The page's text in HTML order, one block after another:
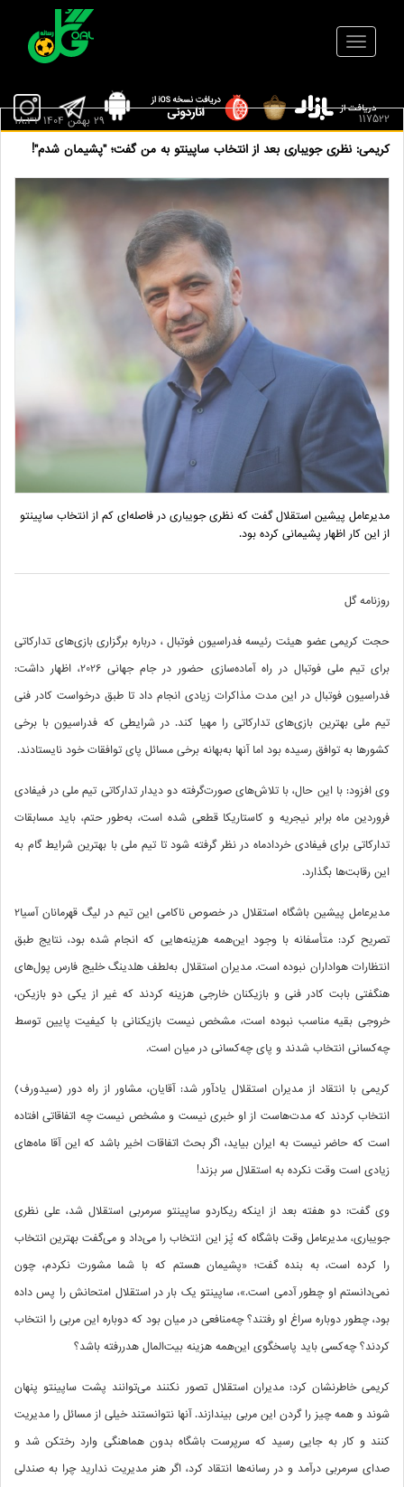
117522
کریمی: نظری جویباری بعد از انتخاب ساپینتو به من گفت؛ "پشیمان شدم"!
29 بهمن 1404 18:32
مدیرعامل پیشین استقلال گفت که نظری جویباری در فاصله‌ای کم از انتخاب ساپینتو
از این کار اظهار پشیمانی کرده بود.
روزنامه گل
حجت کریمی عضو هیئت رئیسه فدراسیون فوتبال ، درباره برگزاری بازی‌های تدارکاتی
برای تیم ملی فوتبال در راه آماده‌سازی حضور در جام جهانی 2026، اظهار داشت:
فدراسیون فوتبال در این مدت مذاکرات زیادی انجام داد تا طبق درخواست کادر فنی
تیم ملی بهترین بازی‌های تدارکاتی را مهیا کند. در شرایطی که فدراسیون با برخی
کشورها به توافق رسیده بود اما آنها به‌بهانه برخی مسائل پای توافقات خود نایستادند.
وی افزود: با این حال، با تلاش‌های صورت‌گرفته دو دیدار تدارکاتی تیم ملی در فیفادی
فروردین ماه برابر نیجریه و کاستاریکا قطعی شده است، به‌طور حتم، باید مسابقات
تدارکاتی برای فیفادی خردادماه در نظر گرفته شود تا تیم ملی با بهترین شرایط گام به
این رقابت‌ها بگذارد.
مدیرعامل پیشین باشگاه استقلال در خصوص ناکامی این تیم در لیگ قهرمانان آسیا2
تصریح کرد: متأسفانه با وجود این‌همه هزینه‌هایی که انجام شده بود، نتایج طبق
انتظارات هواداران نبوده است. مدیران استقلال به‌لطف هلدینگ خلیج فارس پول‌های
هنگفتی بابت کادر فنی و بازیکنان خارجی هزینه کردند که غیر از یکی دو بازیکن،
خروجی‌ بقیه مناسب نبوده است، مشخص نیست بازیکنانی با کیفیت پایین توسط
چه‌کسانی انتخاب شدند و پای چه‌کسانی در میان است.
کریمی با انتقاد از مدیران استقلال یادآور شد: آقایان، مشاور از راه دور (سیدورف)
انتخاب کردند که مدت‌هاست از او خبری نیست و مشخص نیست چه اتفاقاتی افتاده
است که حاضر نیست به ایران بیاید، اگر بحث اتفاقات اخیر باشد که این آقا ماه‌های
زیادی است وقت نکرده به استقلال سر بزند!
وی گفت: دو هفته بعد از اینکه ریکاردو ساپینتو سرمربی استقلال شد، علی نظری
جویباری، مدیرعامل وقت باشگاه که پُز این انتخاب را می‌داد و می‌گفت بهترین انتخاب
را کرده است، به بنده گفت؛ «پشیمان هستم که با شما مشورت نکردم، چون
نمی‌دانستم او چطور آدمی است.»، ساپینتو یک بار در استقلال امتحانش را پس داده
بود، چطور دوباره سراغ او رفتند؟ چه‌منافعی در میان بود که دوباره این مربی را انتخاب
کردند؟ چه‌کسی باید پاسخگوی این‌همه هزینه بیت‌المال هدررفته باشد؟
کریمی خاطرنشان کرد: مدیران استقلال تصور نکنند می‌توانند پشت ساپینتو پنهان
شوند و همه چیز را گردن این مربی بیندازند. آنها نتوانستند خیلی از مسائل را مدیریت
کنند و کار به جایی رسید که سرپرست باشگاه بدون هماهنگی وارد رختکن شد و
صدای سرمربی درآمد و در رسانه‌ها انتقاد کرد، اگر هنر مدیریت ندارید چرا به صندلی